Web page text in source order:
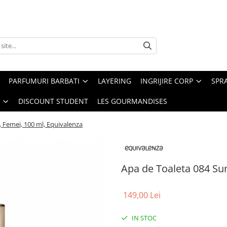
PARFUMURI BARBATI LAYERING INGRIJIRE CORP
DISCOUNT STUDENT LES GOURMANDISES
100 ml, Equivalenza
Apa de Toaleta 084
149,00 Lei
IN STOC